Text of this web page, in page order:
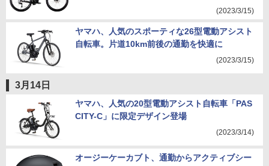
(2023/3/15)
ヤマハ、人気のスポーティな26型電動アシスト
自転車。片道10km前後の通勤を快適に
(2023/3/15)
3月14日
ヤマハ、人気の20型電動アシスト自転車「PAS
CITY-C」に限定デザイン登場
(2023/3/14)
オージーケーカブト、通勤からアクティブシー